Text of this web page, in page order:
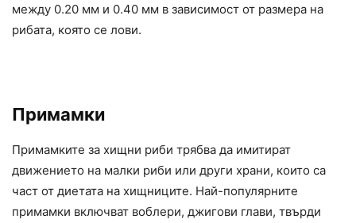
между 0.20 мм и 0.40 мм в зависимост от размера на
рибата, която се лови.
Примамки
Примамките за хищни риби трябва да имитират
движението на малки риби или други храни, които са
част от диетата на хищниците. Най-популярните
примамки включват воблери, джигови глави, твърди